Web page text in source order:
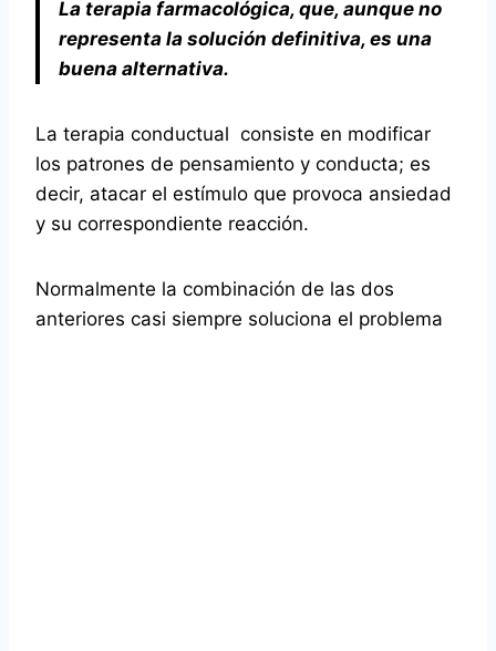
La terapia farmacológica, que, aunque no
representa la solución definitiva, es una
buena alternativa.
La terapia conductual consiste en modificar
los patrones de pensamiento y conducta; es
decir, atacar el estímulo que provoca ansiedad
y su correspondiente reacción.
Normalmente la combinación de las dos
anteriores casi siempre soluciona el problema